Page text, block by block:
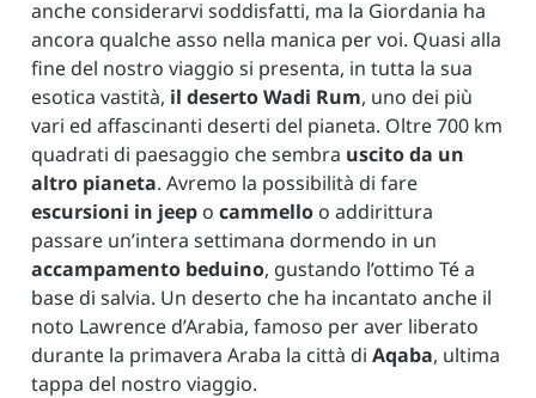
anche considerarvi soddisfatti, ma la Giordania ha
ancora qualche asso nella manica per voi. Quasi alla
fine del nostro viaggio si presenta, in tutta la sua
esotica vastità, il deserto Wadi Rum, uno dei più
vari ed affascinanti deserti del pianeta. Oltre 700 km
quadrati di paesaggio che sembra uscito da un
altro pianeta. Avremo la possibilità di fare
escursioni in jeep o cammello o addirittura
passare un’intera settimana dormendo in un
accampamento beduino, gustando l’ottimo Té a
base di salvia. Un deserto che ha incantato anche il
noto Lawrence d’Arabia, famoso per aver liberato
durante la primavera Araba la città di Aqaba, ultima
tappa del nostro viaggio.